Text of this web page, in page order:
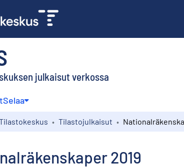
julkaisut verkossa
Selaa
Tilastojulkaisut
2019